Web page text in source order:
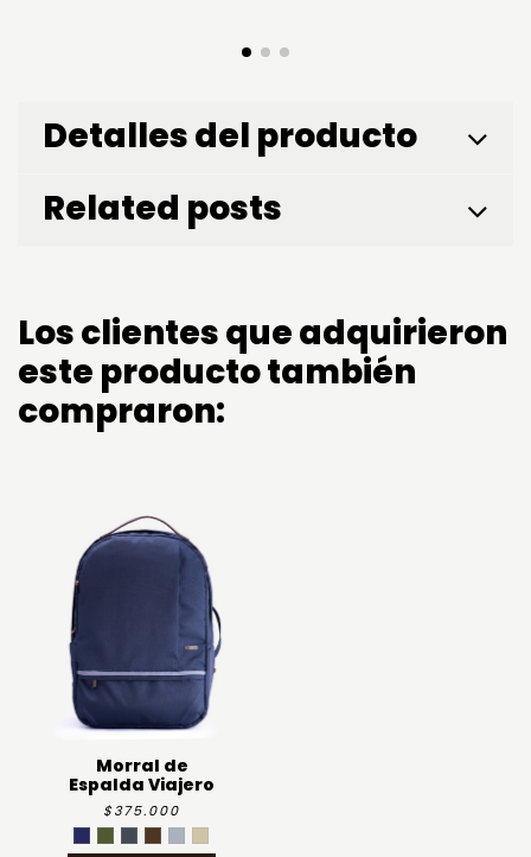
Detalles del producto
Related posts
Los clientes que adquirieron
este producto también
compraron:
Morral de
Espalda Viajero
$375.000